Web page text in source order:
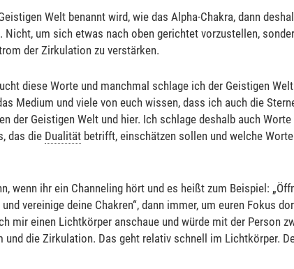
Welt benannt wird, wie das Alpha-Chakra, dann
um sich etwas nach oben gerichtet vorzustellen,
der Zirkulation zu verstärken.
diese Worte und manchmal schlage ich der Geistigen
Medium und viele von euch wissen, dass ich auch die
der Geistigen Welt und hier. Ich schlage deshalb auch
das die Dualitätbetrifft, einschätzen sollen und welche
wenn ihr ein Channeling hört und es heißt zum Beispiel:
vereinige deine Chakren“, dann immer, um euren Fokus
mir einen Lichtkörper anschaue und würde mit der Person
und die Zirkulation. Das geht relativ schnell im Lichtkörper.